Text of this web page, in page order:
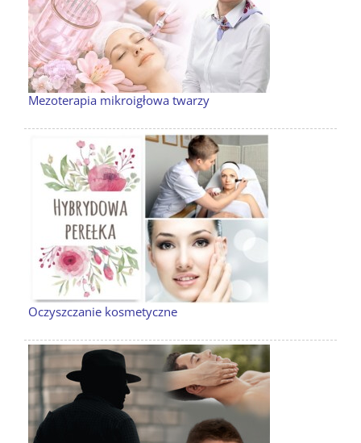
Mezoterapia mikroigłowa twarzy
Oczyszczanie kosmetyczne